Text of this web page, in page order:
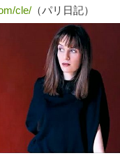
cle/ （パリ日記）